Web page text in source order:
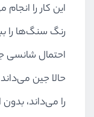
این کار را
رنگ سنگ‌ها را
احتمال شانسی
حالا جین
را می‌داند،